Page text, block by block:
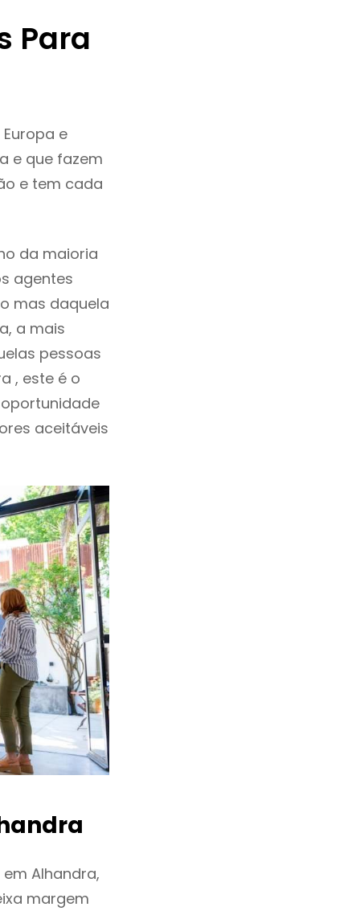
Para
e
e que fazem
e tem cada
da maioria
agentes
mas daquela
a mais
pessoas
, este é o
aceitáveis
Alhandra,
margem